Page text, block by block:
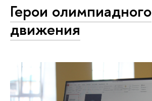
Герои олимпиадного
движения